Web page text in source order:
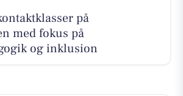
på
med fokus på
og inklusion